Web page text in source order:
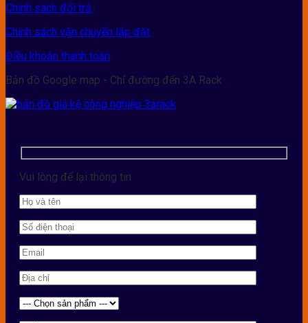
Chính sách đổi trả
Chính sách vận chuyển lắp đặt
Điều khoản thanh toán
Bản đồ Google map - Chỉ đường đến 3A Rack
Vui lòng để lại thông tin